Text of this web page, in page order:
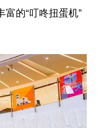
富的“叮咚扭蛋机”